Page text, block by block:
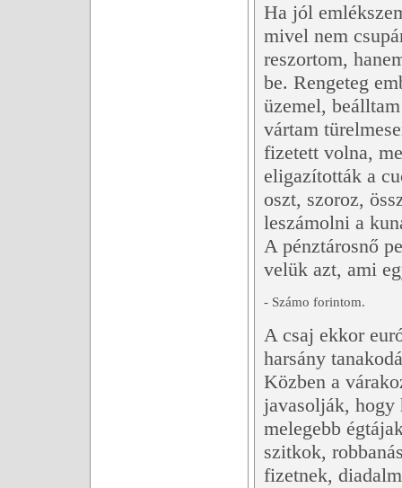
Ha jól
mivel nem
reszortom,
be. Rengeteg
üzemel,
vártam
fizetett volna,
eligazították a
oszt, szoroz,
leszámolni a
A pénztárosnő
velük azt, ami
- Számo forintom.
A csaj ekkor
harsány
Közben a
javasolják, hogy
melegebb
szitkok,
fizetnek,